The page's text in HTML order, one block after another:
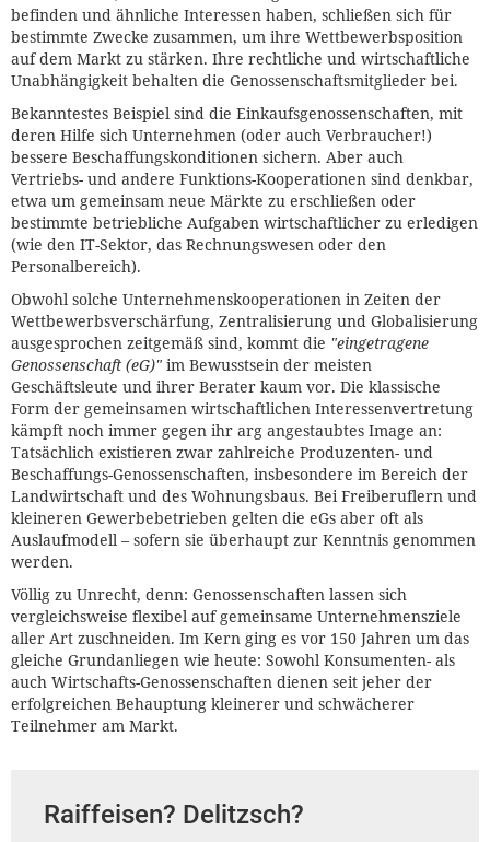
befinden und ähnliche Interessen haben, schließen sich für
bestimmte Zwecke zusammen, um ihre Wettbewerbsposition
auf dem Markt zu stärken. Ihre rechtliche und wirtschaftliche
Unabhängigkeit behalten die Genossenschaftsmitglieder bei.
Bekanntestes Beispiel sind die Einkaufsgenossenschaften, mit
deren Hilfe sich Unternehmen (oder auch Verbraucher!)
bessere Beschaffungskonditionen sichern. Aber auch
Vertriebs- und andere Funktions-Kooperationen sind denkbar,
etwa um gemeinsam neue Märkte zu erschließen oder
bestimmte betriebliche Aufgaben wirtschaftlicher zu erledigen
(wie den IT-Sektor, das Rechnungswesen oder den
Personalbereich).
Obwohl solche Unternehmenskooperationen in Zeiten der
Wettbewerbsverschärfung, Zentralisierung und Globalisierung
ausgesprochen zeitgemäß sind, kommt die "eingetragene
Genossenschaft (eG)" im Bewusstsein der meisten
Geschäftsleute und ihrer Berater kaum vor. Die klassische
Form der gemeinsamen wirtschaftlichen Interessenvertretung
kämpft noch immer gegen ihr arg angestaubtes Image an:
Tatsächlich existieren zwar zahlreiche Produzenten- und
Beschaffungs-Genossenschaften, insbesondere im Bereich der
Landwirtschaft und des Wohnungsbaus. Bei Freiberuflern und
kleineren Gewerbebetrieben gelten die eGs aber oft als
Auslaufmodell – sofern sie überhaupt zur Kenntnis genommen
werden.
Völlig zu Unrecht, denn: Genossenschaften lassen sich
vergleichsweise flexibel auf gemeinsame Unternehmensziele
aller Art zuschneiden. Im Kern ging es vor 150 Jahren um das
gleiche Grundanliegen wie heute: Sowohl Konsumenten- als
auch Wirtschafts-Genossenschaften dienen seit jeher der
erfolgreichen Behauptung kleinerer und schwächerer
Teilnehmer am Markt.
Raiffeisen? Delitzsch?